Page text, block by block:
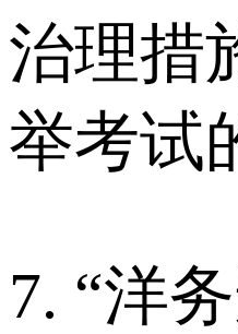
治理措
举考试
7. “洋